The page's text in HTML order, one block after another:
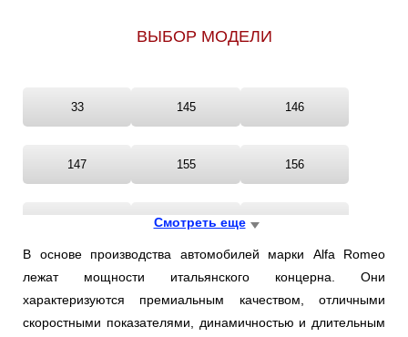
ВЫБОР МОДЕЛИ
33 145 146
147 155 156
164
168 4C 75
Смотреть еще
В основе производства автомобилей марки Alfa Romeo
лежат мощности итальянского концерна. Они
характеризуются премиальным качеством, отличными
скоростными показателями, динамичностью и длительным